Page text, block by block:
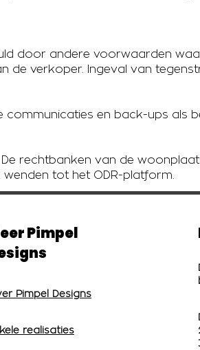
door andere voorwaarden
de verkoper. Ingeval van
en back-ups als
rechtbanken van de
tot het ODR-platform.
Pimpel
Pimpel Designs
realisaties